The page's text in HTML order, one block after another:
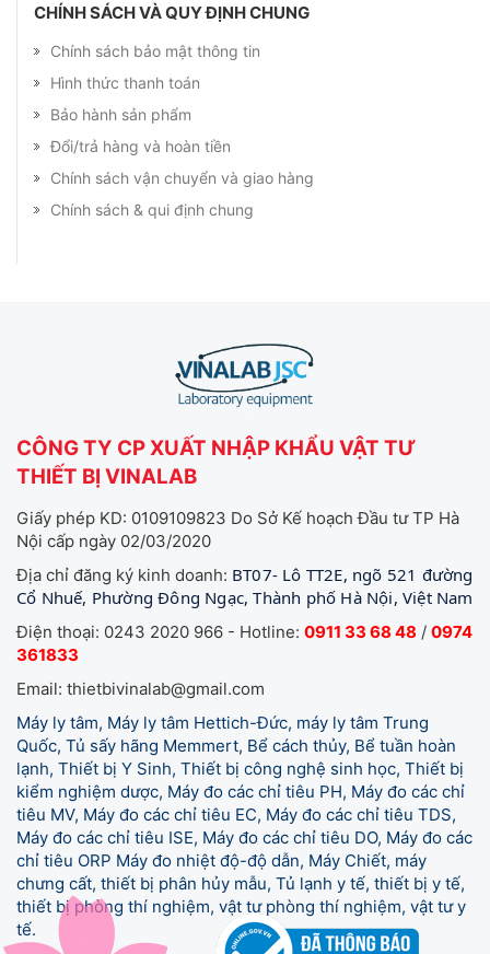
CHÍNH SÁCH VÀ QUY ĐỊNH CHUNG
Chính sách bảo mật thông tin
Hình thức thanh toán
Bảo hành sản phẩm
Đổi/trả hàng và hoàn tiền
Chính sách vận chuyển và giao hàng
Chính sách & qui định chung
CÔNG TY CP XUẤT NHẬP KHẨU VẬT TƯ
THIẾT BỊ VINALAB
Giấy phép KD: 0109109823 Do Sở Kế hoạch Đầu tư TP Hà
Nội cấp ngày 02/03/2020
Địa chỉ đăng ký kinh doanh: BT07- Lô TT2E, ngõ 521 đường
Cổ Nhuế, Phường Đông Ngạc, Thành phố Hà Nội, Việt Nam
Điện thoại: 0243 2020 966 - Hotline: 0911 33 68 48 / 0974
361833
Email: thietbivinalab@gmail.com
Máy ly tâm, Máy ly tâm Hettich-Đức, máy ly tâm Trung
Quốc, Tủ sấy hãng Memmert, Bể cách thủy, Bể tuần hoàn
lạnh, Thiết bị Y Sinh, Thiết bị công nghệ sinh học, Thiết bị
kiểm nghiệm dược, Máy đo các chỉ tiêu PH, Máy đo các chỉ
tiêu MV, Máy đo các chỉ tiêu EC, Máy đo các chỉ tiêu TDS,
Máy đo các chỉ tiêu ISE, Máy đo các chỉ tiêu DO, Máy đo các
chỉ tiêu ORP Máy đo nhiệt độ-độ dẫn, Máy Chiết, máy
chưng cất, thiết bị phân hủy mẫu, Tủ lạnh y tế, thiết bị y tế,
thiết bị phòng thí nghiệm, vật tư phòng thí nghiệm, vật tư y
tế.